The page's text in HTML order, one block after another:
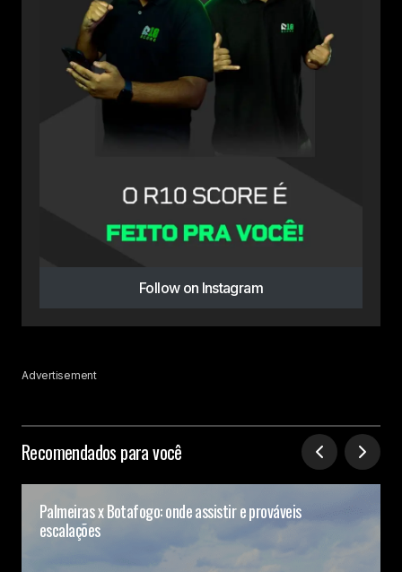
Follow on Instagram
Advertisement
Recomendados para você
Palmeiras x Botafogo: onde assistir e prováveis
escalações